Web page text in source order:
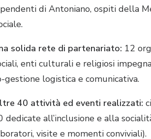
di Antoniano, ospiti della
solida rete di partenariato: 12
enti culturali e religiosi
gestione logistica e comunicativa.
40 attività ed eventi realizzati:
dedicate all’inclusione e alla
visite e momenti conviviali).